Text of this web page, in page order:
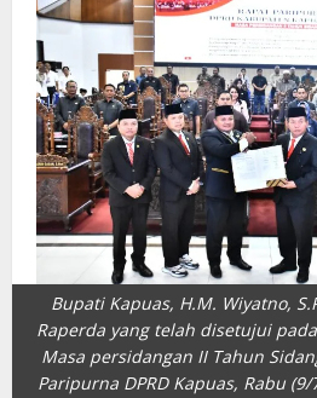
Bupati Kapuas, H.M. Wiyatno,
Raperda yang telah disetujui
Masa persidangan II Tahun
Paripurna DPRD Kapuas, Rabu